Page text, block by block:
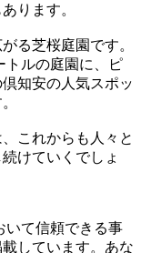
ります。
る芝桜庭園です。
トルの庭園に、ピ
知安の人気スポッ
これからも人々と
けていくでしょ
いて信頼できる事
しています。あな